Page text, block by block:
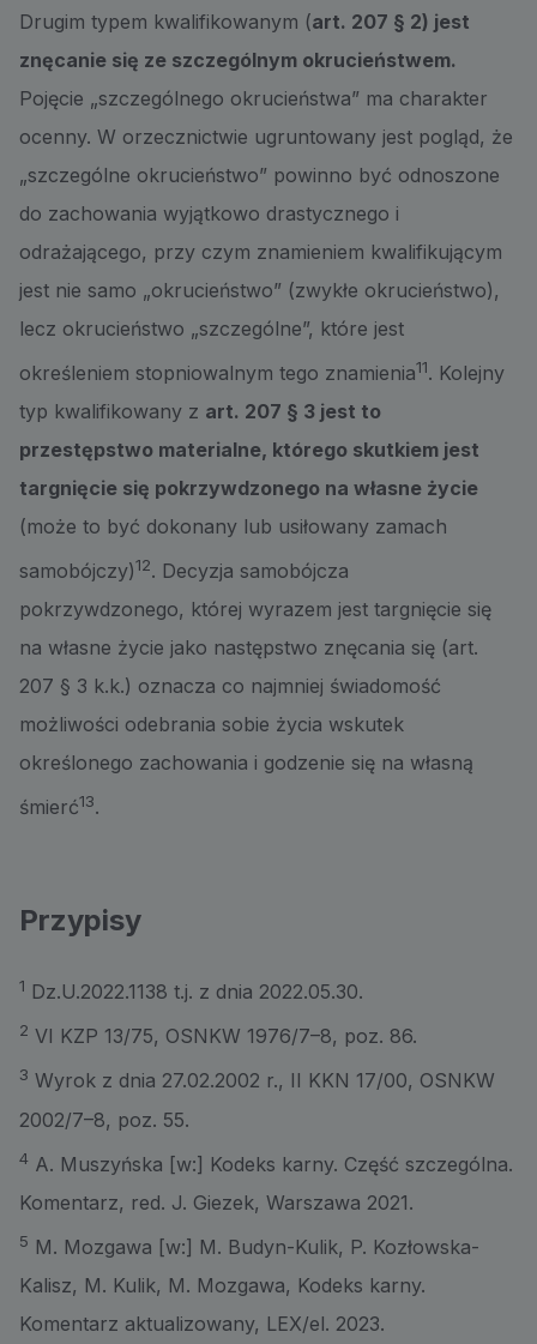
Drugim typem kwalifikowanym (art. 207 § 2) jest
znęcanie się ze szczególnym okrucieństwem.
Pojęcie „szczególnego okrucieństwa” ma charakter
ocenny. W orzecznictwie ugruntowany jest pogląd, że
„szczególne okrucieństwo” powinno być odnoszone
do zachowania wyjątkowo drastycznego i
odrażającego, przy czym znamieniem kwalifikującym
jest nie samo „okrucieństwo” (zwykłe okrucieństwo),
lecz okrucieństwo „szczególne”, które jest
określeniem stopniowalnym tego znamienia11. Kolejny
typ kwalifikowany z art. 207 § 3 jest to
przestępstwo materialne, którego skutkiem jest
targnięcie się pokrzywdzonego na własne życie
(może to być dokonany lub usiłowany zamach
samobójczy)12. Decyzja samobójcza
pokrzywdzonego, której wyrazem jest targnięcie się
na własne życie jako następstwo znęcania się (art.
207 § 3 k.k.) oznacza co najmniej świadomość
możliwości odebrania sobie życia wskutek
określonego zachowania i godzenie się na własną
śmierć13.
Przypisy
1 Dz.U.2022.1138 t.j. z dnia 2022.05.30.
2 VI KZP 13/75, OSNKW 1976/7–8, poz. 86.
3 Wyrok z dnia 27.02.2002 r., II KKN 17/00, OSNKW
2002/7–8, poz. 55.
4 A. Muszyńska [w:] Kodeks karny. Część szczególna.
Komentarz, red. J. Giezek, Warszawa 2021.
5 M. Mozgawa [w:] M. Budyn-Kulik, P. Kozłowska-
Kalisz, M. Kulik, M. Mozgawa, Kodeks karny.
Komentarz aktualizowany, LEX/el. 2023.